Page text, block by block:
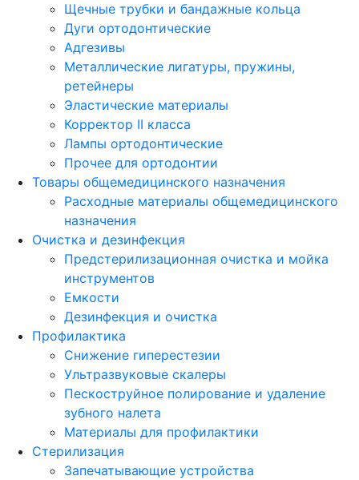
Щечные трубки и бандажные кольца
Дуги ортодонтические
Адгезивы
Металлические лигатуры, пружины,
ретейнеры
Эластические материалы
Корректор II класса
Лампы ортодонтические
Прочее для ортодонтии
Товары общемедицинского назначения
Расходные материалы общемедицинского
назначения
Очистка и дезинфекция
Предстерилизационная очистка и мойка
инструментов
Емкости
Дезинфекция и очистка
Профилактика
Снижение гиперестезии
Ультразвуковые скалеры
Пескоструйное полирование и удаление
зубного налета
Материалы для профилактики
Стерилизация
Запечатывающие устройства